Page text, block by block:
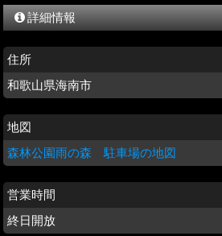
詳細情報
住所
和歌山県海南市
地図
森林公園雨の森 駐車場の地図
営業時間
終日開放